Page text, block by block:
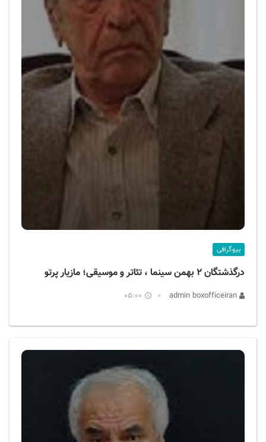
بیوگرافی
درگذشتگان ۲ بهمن سینما ، تئاتر و موسیقی؛ مازیار پرتو
05:00